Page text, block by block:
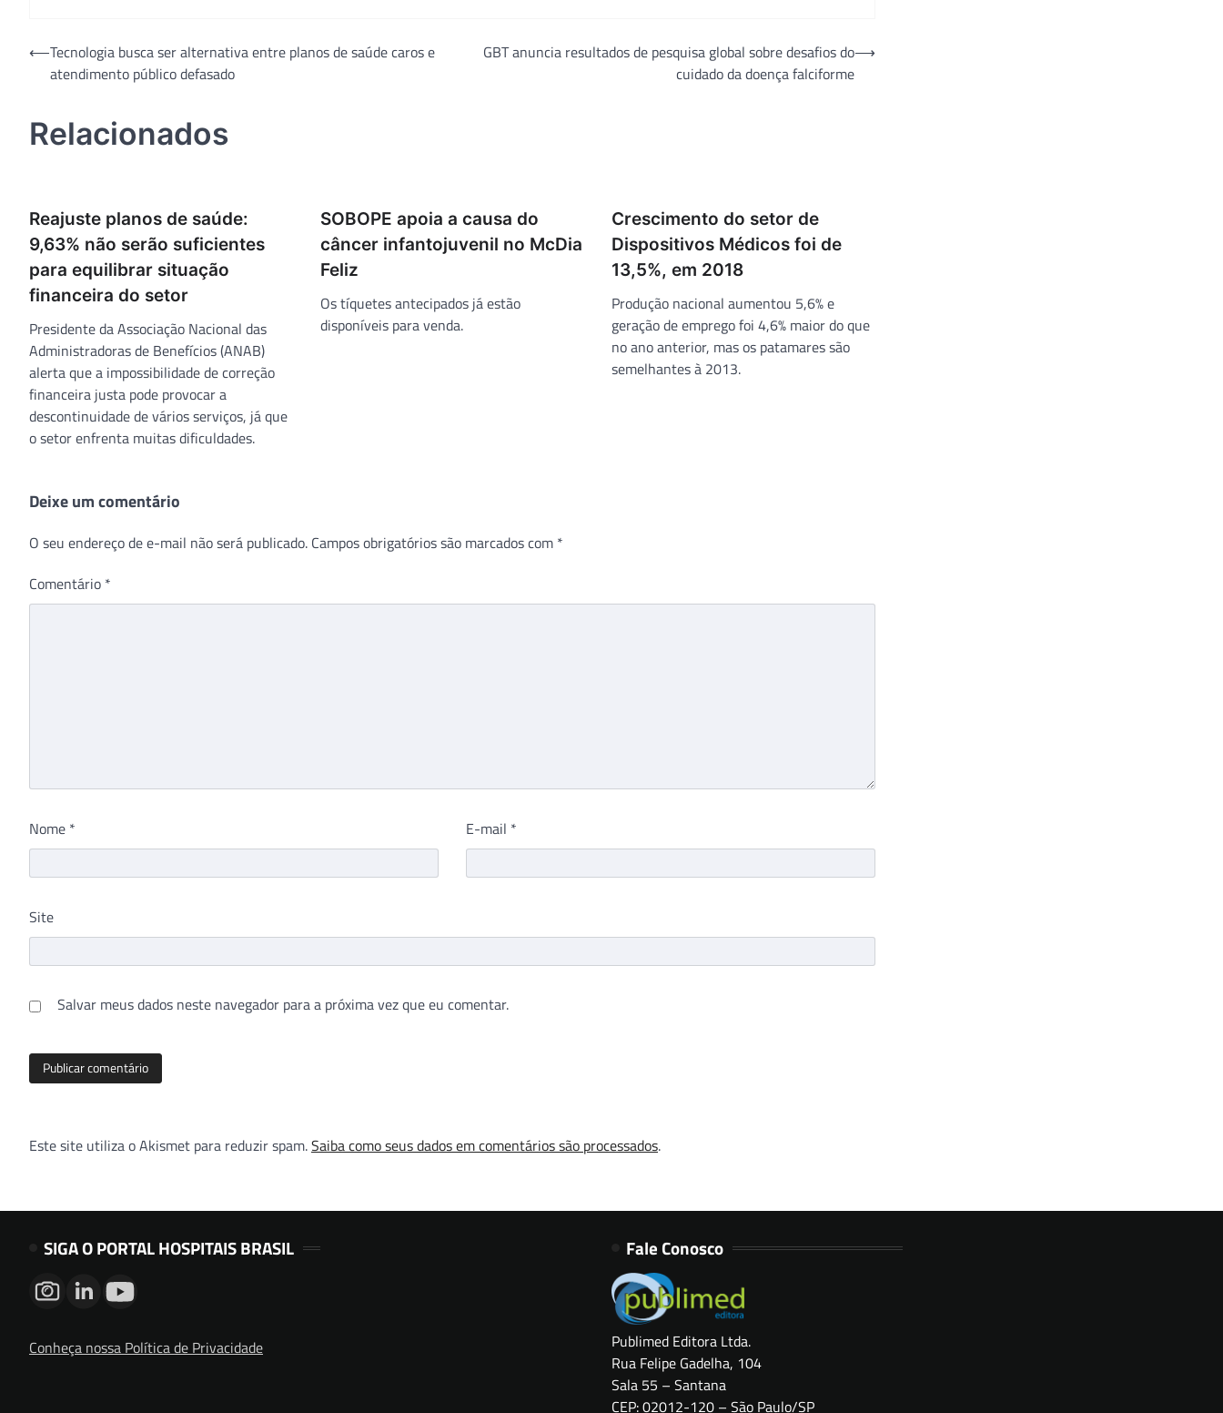
Navegação
⟵Tecnologia busca ser alternativa entre planos de saúde caros e
atendimento público defasado
GBT anuncia resultados de pesquisa global sobre desafios do
cuidado da doença falciforme
⟶
Relacionados
Reajuste planos de saúde:
9,63% não serão suficientes
para equilibrar situação
financeira do setor
Presidente da Associação Nacional das
Administradoras de Benefícios (ANAB)
alerta que a impossibilidade de correção
financeira justa pode provocar a
descontinuidade de vários serviços, já que
o setor enfrenta muitas dificuldades.
SOBOPE apoia a causa do
câncer infantojuvenil no McDia
Feliz
Os tíquetes antecipados já estão
disponíveis para venda.
Crescimento do setor de
Dispositivos Médicos foi de
13,5%, em 2018
Produção nacional aumentou 5,6% e
geração de emprego foi 4,6% maior do que
no ano anterior, mas os patamares são
semelhantes à 2013.
Deixe um comentário
O seu endereço de e-mail não será publicado. Campos obrigatórios são marcados com *
Comentário *
Nome * E-mail *
Site
Salvar meus dados neste navegador para a próxima vez que eu comentar.
Este site utiliza o Akismet para reduzir spam.Saiba como seus dados em comentários são processados.
SIGA O PORTAL HOSPITAIS BRASIL
Conheça nossa Política de Privacidade
Fale Conosco
Publimed Editora Ltda.
Rua Felipe Gadelha, 104
Sala 55 – Santana
CEP: 02012-120 – São Paulo/SP